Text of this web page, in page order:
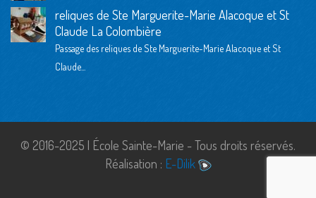
reliques de Ste Marguerite-Marie Alacoque et St
Claude La Colombière
Passage des reliques de Ste Marguerite-Marie Alacoque et St
Claude...
© 2016-2025 | École Sainte-Marie - Tous droits réservés.
Réalisation : E-Dilik